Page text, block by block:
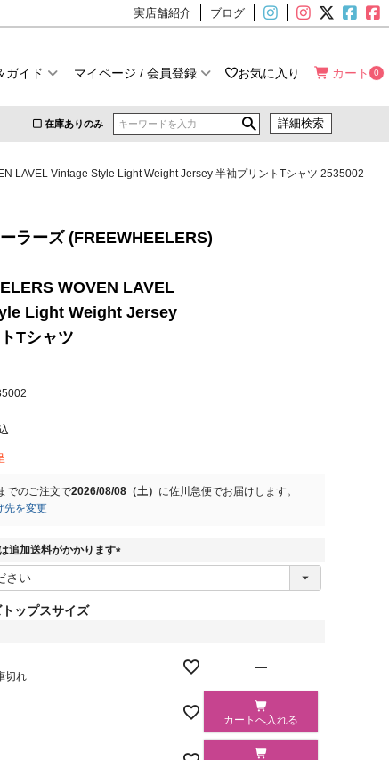
実店舗紹介 ブログ
ガイド マイページ / 会員登録 お気に入り カート 0
在庫ありのみ 詳細検索
LAVEL Vintage Style Light Weight Jersey 半袖プリントTシャツ 2535002
ラーズ (FREEWHEELERS)
WOVEN LAVEL
Light Weight Jersey
Tシャツ
でのご注文で2026/08/08（土） に佐川急便でお届けします。
先を変更
追加送料がかかります
(
トップスサイズ
切れ
—
カートへ入れる